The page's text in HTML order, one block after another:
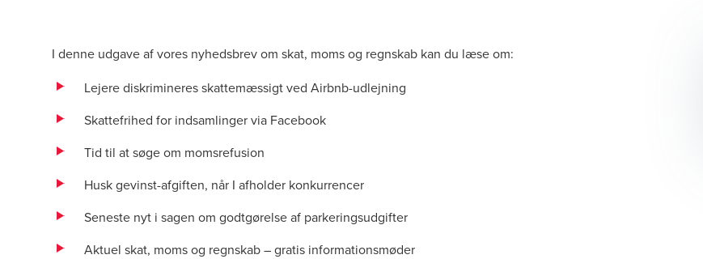
I denne udgave af vores nyhedsbrev om skat, moms og regnskab kan du læse om:
Lejere diskrimineres skattemæssigt ved Airbnb-udlejning
Skattefrihed for indsamlinger via Facebook
Tid til at søge om momsrefusion
Husk gevinst-afgiften, når I afholder konkurrencer
Seneste nyt i sagen om godtgørelse af parkeringsudgifter
Aktuel skat, moms og regnskab – gratis informationsmøder